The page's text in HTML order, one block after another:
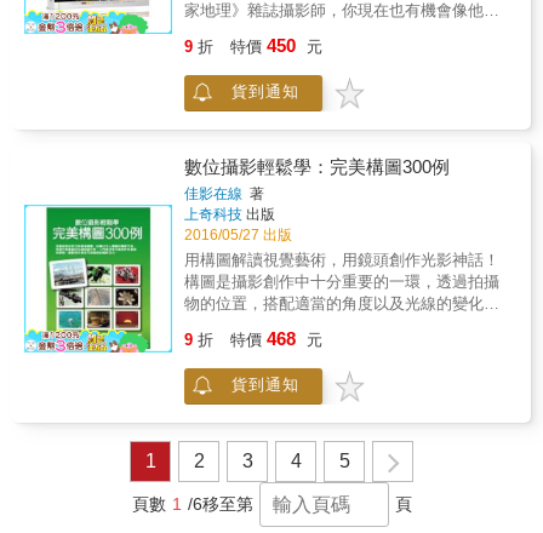
家地理》雜誌攝影師，你現在也有機會像他們
出出色、具有意義的畫面。 &&& 國家地理〈你
的觀點〉攝影社群精華收錄 〈你的觀點〉為
《國家地理》雜誌自2006年創辦的攝影社群網
影好手踴躍參與投稿。本書便是由國家地理學
會編撰，收錄超過200張精選自〈你的觀點〉攝
影社群的精彩照片、鏡頭背後的故事、與客座
編輯評點此張照片引人入勝的地方。讓想學習
攝影的你，也能拍出令人驚豔的作品。 & 從挑
選器材到攝影任務挑戰，初學者到進階玩家皆
適用的攝影指南 本書由攝影機解構開始，介紹
所有你想要知道的硬體知識，包括器材的挑
選，光圈、快門、閃光燈的使用，幫助初學者
訓練，了解拍出精彩照片的秘訣，並進一步啟
發對照片意義的探索與思考。 & 17種專題攝影
任務，拍出你的驚艷之作 藉由17種專題攝影任
務，讓你也能從容面對不同的攝影題材。不管
你想拍攝逆光、繁忙的街道、日落的「魔幻時
刻」、觸動人心的野生動物或肖像攝影，皆有
來自〈你的觀點〉社群挑選出來的精彩照片作
9 折 特價 450 元
貨到通知
數位攝影輕鬆學：完美構圖300例
佳影在線 著
上奇科技 出版
2016/05/27 出版
用構圖解讀視覺藝術，用鏡頭創作光影神話！
構圖是攝影創作中十分重要的一環，透過拍攝
物的位置，搭配適當的角度以及光線的變化，
由攝影畫面了解拍攝者的創作想法。 本書將構
圖原理和拍攝實務相互結合，以不同的構圖法
搭配照片進行解說，讓您更容易了解各種構圖
明如何巧妙應用構圖，拍攝出令人讚嘆的攝影
作品。 透過作者豐富的拍攝經驗分享，入門愛
好者可省掉許多摸索的時間，攝影同好者亦可
加強您的攝影功力。 全書含括300個精彩的拍
9 折 特價 468 元
貨到通知
1 2 3 4 5
頁數 1 /6移至第 頁